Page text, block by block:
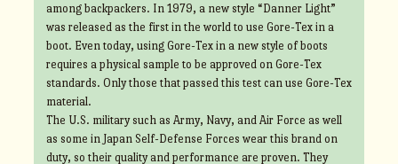
among backpackers. In 1979, a new style “Danner Light”
was released as the first in the world to use Gore-Tex in a
boot. Even today, using Gore-Tex in a new style of boots
requires a physical sample to be approved on Gore-Tex
standards. Only those that passed this test can use Gore-Tex
material.
The U.S. military such as Army, Navy, and Air Force as well
as some in Japan Self-Defense Forces wear this brand on
duty, so their quality and performance are proven. They